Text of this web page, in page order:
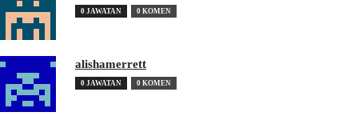
0 JAWATAN 0 KOMEN
alishamerrett
0 JAWATAN 0 KOMEN